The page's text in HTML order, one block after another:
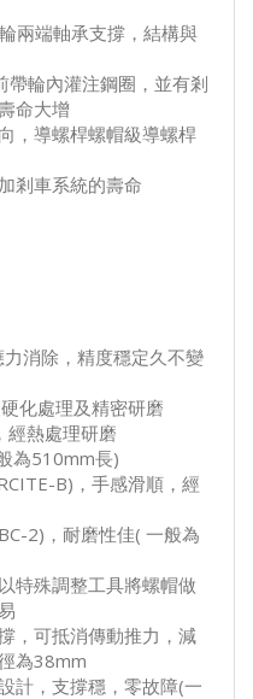
兩端軸承支撐，結構與
帶輪內灌注鋼圈，並有剎
命大增
，導螺桿螺帽級導螺桿
剎車系統的壽命
消除，精度穩定久不變
化處理及精密研磨
經熱處理研磨
為510mm長)
B)，手感滑順，經
2)，耐磨性佳( 一般為
特殊調整工具將螺帽做
，可抵消傳動推力，減
為38mm
計，支撐穩，零故障(一